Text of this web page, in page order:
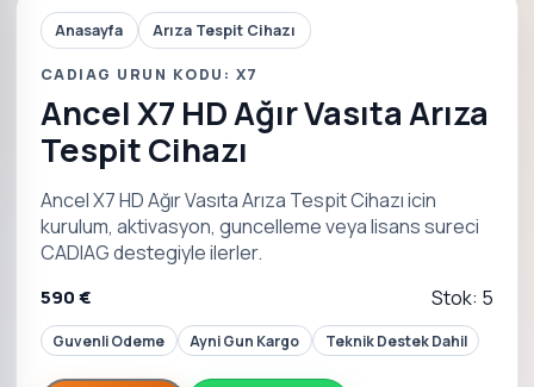
Anasayfa Arıza Tespit Cihazı
CADIAG URUN KODU: X7
Ancel X7 HD Ağır Vasıta Arıza
Tespit Cihazı
Ancel X7 HD Ağır Vasıta Arıza Tespit Cihazı icin
kurulum, aktivasyon, guncelleme veya lisans sureci
CADIAG destegiyle ilerler.
590 € Stok: 5
Guvenli Odeme Ayni Gun Kargo Teknik Destek Dahil